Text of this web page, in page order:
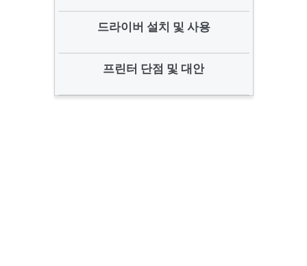
드라이버 설치 및 사용
프린터 단점 및 대안